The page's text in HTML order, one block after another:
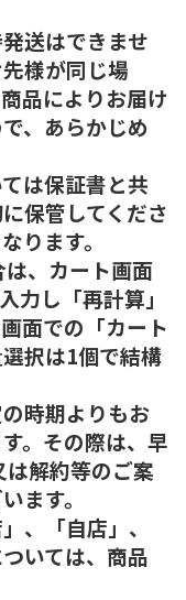
送はできませ
様が同じ場
品によりお届け
、あらかじめ
は保証書と共
保管してくださ
ります。
、カート画面
力し「再計算」
面での「カート
択は1個で結構
時期よりもお
。その際は、早
解約等のご案
ます。
、「自店」、
いては、商品